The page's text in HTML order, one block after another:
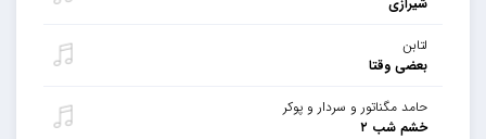
لتابن
بعضی وقتا
حامد مگناتور و سردار و پوکر
خشم شب ۲